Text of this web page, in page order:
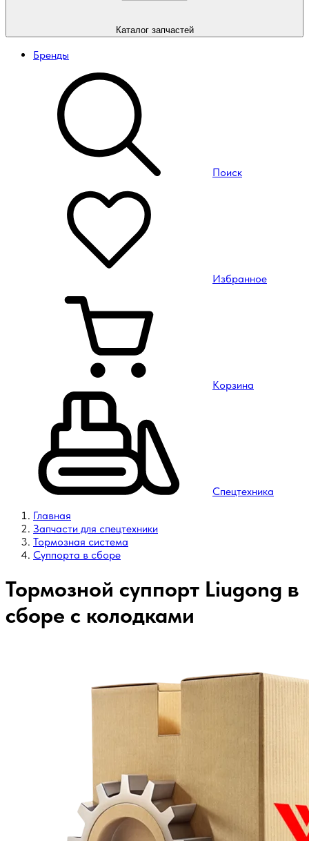
Каталогзапчастей
Бренды
Поиск
Избранное
Корзина
Спецтехника
Главная
Запчасти для спецтехники
Тормозная система
Суппорта в сборе
Тормозной суппорт Liugong в
сборе с колодками